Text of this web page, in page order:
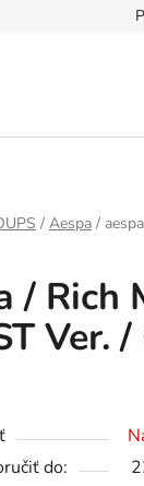
/ Aespa /
/ Rich
Ver.
do: